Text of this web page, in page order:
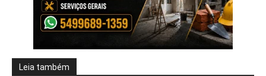
Leia também